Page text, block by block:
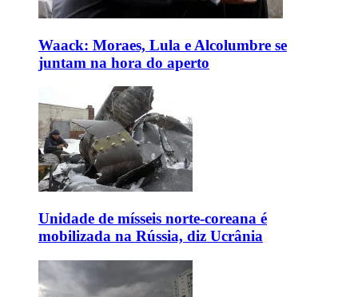
Waack: Moraes, Lula e Alcolumbre se
juntam na hora do aperto
Unidade de mísseis norte-coreana é
mobilizada na Rússia, diz Ucrânia